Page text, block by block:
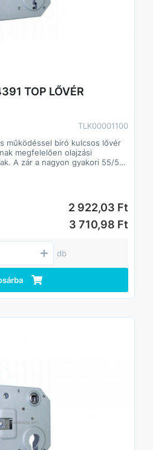
TOP LŐVÉR
TLK00001100
működéssel bíró kulcsos lővér
megfelelően olajzási
A zár a nagyon gyakori 55/55-
2 922,03 Ft
3 710,98 Ft
db